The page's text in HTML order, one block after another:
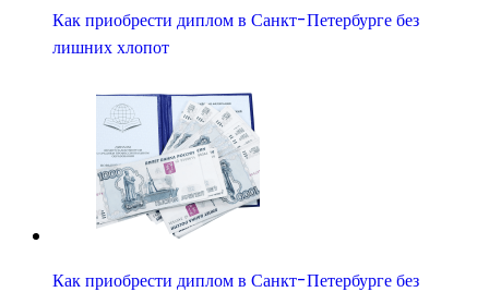
Как приобрести диплом в Санкт-Петербурге без
лишних хлопот
Как приобрести диплом в Санкт-Петербурге без